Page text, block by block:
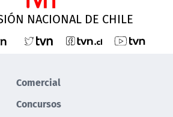
NACIONAL DE CHILE
Comercial
Concursos